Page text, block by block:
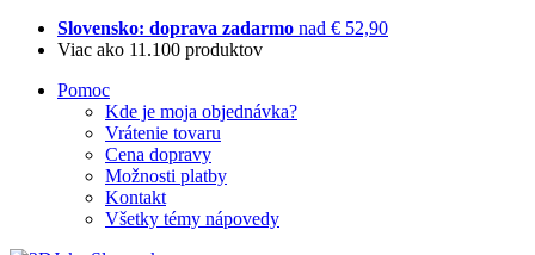
Slovensko: doprava zadarmo nad € 52,90
Viac ako 11.100 produktov
Pomoc
Kde je moja objednávka?
Vrátenie tovaru
Cena dopravy
Možnosti platby
Kontakt
Všetky témy nápovedy